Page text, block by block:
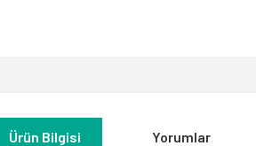
Ürün Bilgisi Yorumlar